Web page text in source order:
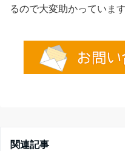
るので大変助かっています
関連記事